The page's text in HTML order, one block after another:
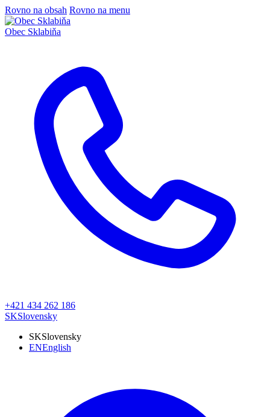
Rovno na obsah Rovno na menu
Obec Sklabiňa
+421 434 262 186
SKSlovensky
SKSlovensky
ENEnglish